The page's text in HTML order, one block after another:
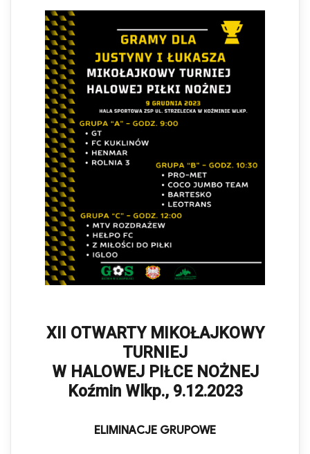
XI
I OTWARTY MIKOŁAJKOWY
TURNIEJ
W HALOWEJ PIŁCE NOŻNEJ
Koźmin Wlkp., 9.12.2023
ELIMINACJE GRUPOWE